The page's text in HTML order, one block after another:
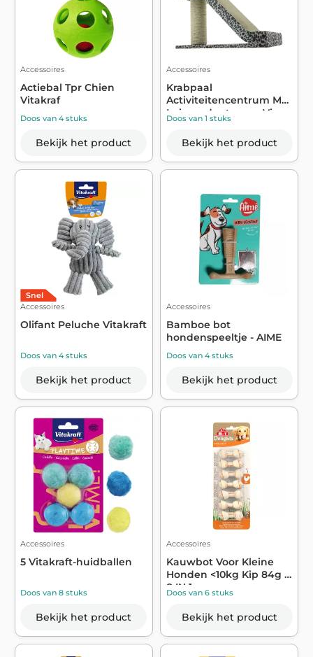
Accessoires
Actiebal Tpr Chien
Vitakraf
Doos van 4 stuks
Bekijk het product
Accessoires
Krabpaal
Activiteitencentrum Met
Luipaardpatroon - Vi...
Doos van 1 stuks
Bekijk het product
Snel
Accessoires
Olifant Peluche Vitakraft
Doos van 4 stuks
Bekijk het product
Accessoires
Bamboe bot
hondenspeeltje - AIME
Doos van 4 stuks
Bekijk het product
Accessoires
5 Vitakraft-huidballen
Doos van 8 stuks
Bekijk het product
Accessoires
Kauwbot Voor Kleine
Honden <10kg Kip 84g -
8 IN 1
Doos van 6 stuks
Bekijk het product